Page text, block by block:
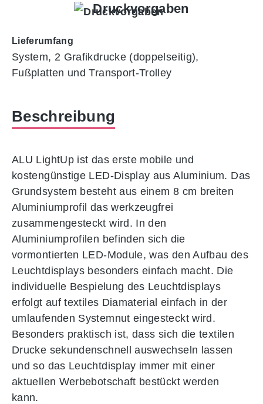
Druckvorgaben
Lieferumfang
System, 2 Grafikdrucke (doppelseitig),
Fußplatten und Transport-Trolley
Beschreibung
ALU LightUp ist das erste mobile und
kostengünstige LED-Display aus Aluminium. Das
Grundsystem besteht aus einem 8 cm breiten
Aluminiumprofil das werkzeugfrei
zusammengesteckt wird. In den
Aluminiumprofilen befinden sich die
vormontierten LED-Module, was den Aufbau des
Leuchtdisplays besonders einfach macht. Die
individuelle Bespielung des Leuchtdisplays
erfolgt auf textiles Diamaterial einfach in der
umlaufenden Systemnut eingesteckt wird.
Besonders praktisch ist, dass sich die textilen
Drucke sekundenschnell auswechseln lassen
und so das Leuchtdisplay immer mit einer
aktuellen Werbebotschaft bestückt werden
kann.